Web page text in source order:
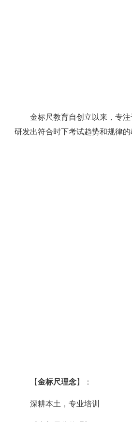
金标尺教育自创立以来，专
研发出符合时下考试趋势和规律的
【金标尺理念】：
深耕本土，专业培训